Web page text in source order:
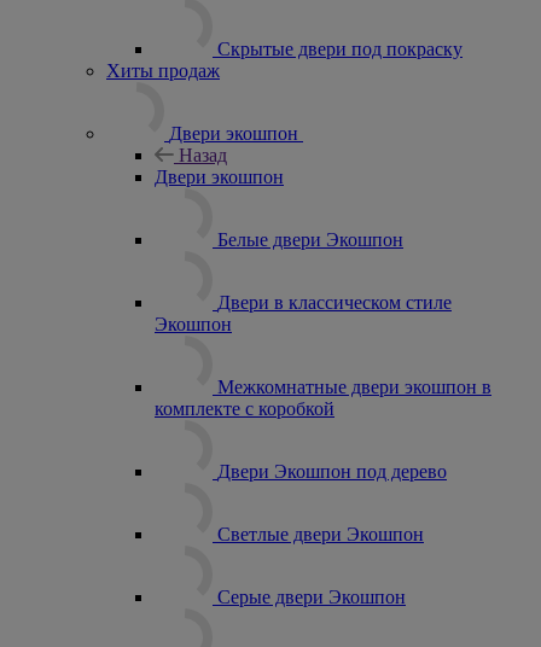
Скрытые двери под покраску
Хиты продаж
Двери экошпон
Назад
Двери экошпон
Белые двери Экошпон
Двери в классическом стиле
Экошпон
Межкомнатные двери экошпон в
комплекте с коробкой
Двери Экошпон под дерево
Светлые двери Экошпон
Серые двери Экошпон